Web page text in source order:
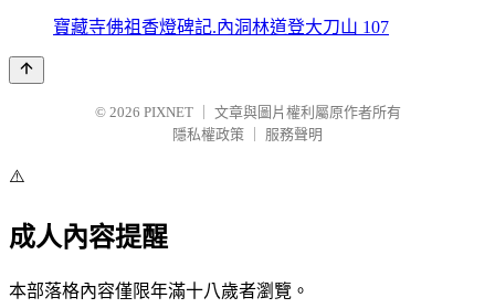
寶藏寺佛祖香燈碑記.內洞林道登大刀山 107
© 2026 PIXNET
文章與圖片權利屬原作者所有
隱私權政策
服務聲明
⚠️
成人內容提醒
本部落格內容僅限年滿十八歲者瀏覽。